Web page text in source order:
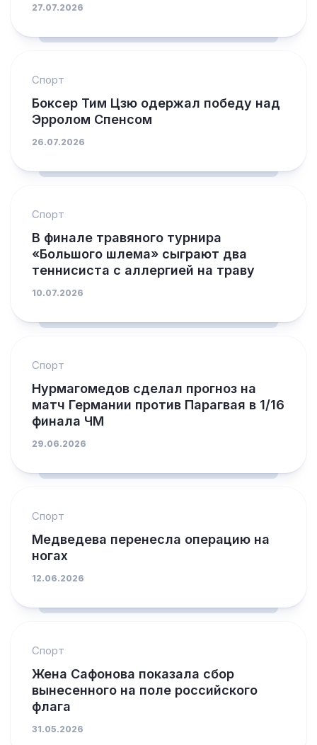
27.07.2026
Спорт
Боксер Тим Цзю одержал победу над
Эрролом Спенсом
26.07.2026
Спорт
В финале травяного турнира
«Большого шлема» сыграют два
теннисиста с аллергией на траву
10.07.2026
Спорт
Нурмагомедов сделал прогноз на
матч Германии против Парагвая в 1/16
финала ЧМ
29.06.2026
Спорт
Медведева перенесла операцию на
ногах
12.06.2026
Спорт
Жена Сафонова показала сбор
вынесенного на поле российского
флага
31.05.2026